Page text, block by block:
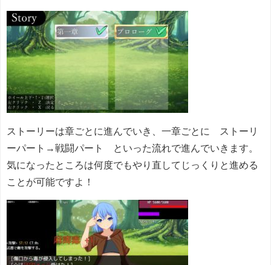
ストーリーは章ごとに進んでいき、一章ごとに ストーリ
ーパート→戦闘パート といった流れで進んでいきます。
気になったところは何度でもやり直してじっくりと進める
ことが可能ですよ！